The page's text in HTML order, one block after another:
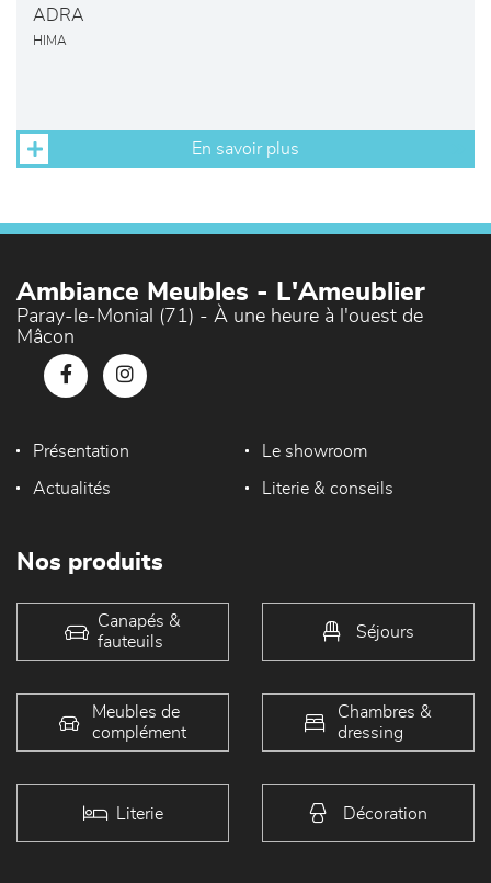
ADRA
HIMA
En savoir plus
Ambiance Meubles - L'Ameublier
Paray-le-Monial (71) - À une heure à l'ouest de
Mâcon
Présentation Le showroom
Actualités Literie & conseils
Nos produits
Canapés &
fauteuils
Séjours
Meubles de
complément
Chambres &
dressing
Literie Décoration